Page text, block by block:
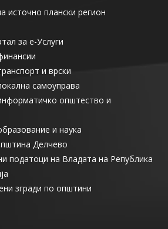
источно плански регион
за е-Услуги
и врски
самоуправа
општество и
и наука
Делчево
податоци на Владата на Република
згради по општини